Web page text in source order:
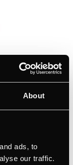
About
ads, to
our traffic.
+ DETALHES